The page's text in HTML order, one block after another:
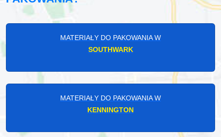
MATERIAŁY DO PAKOWANIA W
SOUTHWARK
MATERIAŁY DO PAKOWANIA W
KENNINGTON